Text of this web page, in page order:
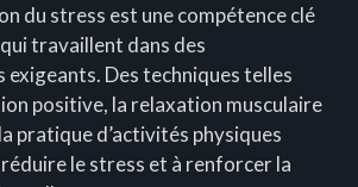
du stress est une compétence clé
travaillent dans des
exigeants. Des techniques telles
positive, la relaxation musculaire
pratique d’activités physiques
le stress et à renforcer la